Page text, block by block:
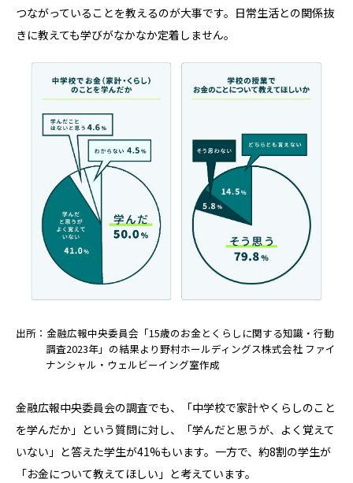
つながっていることを教えるのが大事です。日常生活との関係抜
きに教えても学びがなかなか定着しません。
出所：金融広報中央委員会「15歳のお金とくらしに関する知識・行動
調査2023年」の結果より野村ホールディングス株式会社 ファイ
ナンシャル・ウェルビーイング室作成
金融広報中央委員会の調査でも、「中学校で家計やくらしのこと
を学んだか」という質問に対し、「学んだと思うが、よく覚えて
いない」と答えた学生が41%もいます。一方で、約8割の学生が
「お金について教えてほしい」と考えています。